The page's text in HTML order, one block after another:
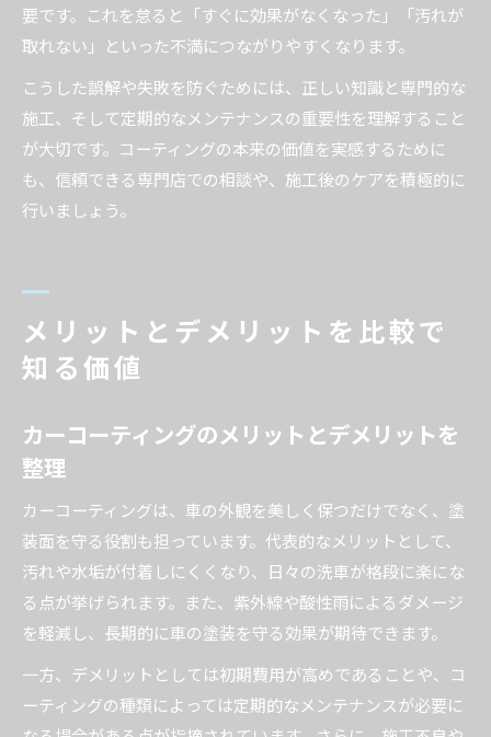
要です。これを怠ると「すぐに効果がなくなった」「汚れが
取れない」といった不満につながりやすくなります。
こうした誤解や失敗を防ぐためには、正しい知識と専門的な
施工、そして定期的なメンテナンスの重要性を理解すること
が大切です。コーティングの本来の価値を実感するために
も、信頼できる専門店での相談や、施工後のケアを積極的に
行いましょう。
メリットとデメリットを比較で
知る価値
カーコーティングのメリットとデメリットを
整理
カーコーティングは、車の外観を美しく保つだけでなく、塗
装面を守る役割も担っています。代表的なメリットとして、
汚れや水垢が付着しにくくなり、日々の洗車が格段に楽にな
る点が挙げられます。また、紫外線や酸性雨によるダメージ
を軽減し、長期的に車の塗装を守る効果が期待できます。
一方、デメリットとしては初期費用が高めであることや、コ
ーティングの種類によっては定期的なメンテナンスが必要に